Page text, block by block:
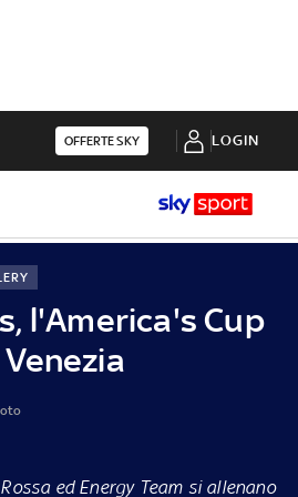
OFFERTE SKY LOGIN
l'America's Cup
ed Energy Team si allenano